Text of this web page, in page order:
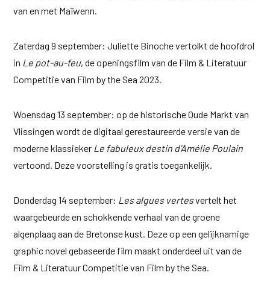
van en met Maïwenn.
Zaterdag 9 september: Juliette Binoche vertolkt de hoofdrol
in Le pot-au-feu, de openingsfilm van de Film & Literatuur
Competitie van Film by the Sea 2023.
Woensdag 13 september: op de historische Oude Markt van
Vlissingen wordt de digitaal gerestaureerde versie van de
moderne klassieker Le fabuleux destin d’Amélie Poulain
vertoond. Deze voorstelling is gratis toegankelijk.
Donderdag 14 september: Les algues vertesvertelt het
waargebeurde en schokkende verhaal van de groene
algenplaag aan de Bretonse kust. Deze op een gelijknamige
graphic novel gebaseerde film maakt onderdeel uit van de
Film & Literatuur Competitie van Film by the Sea.